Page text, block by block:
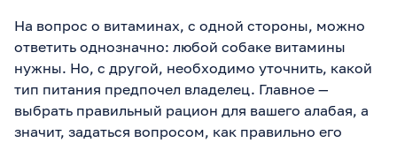
На вопрос о витаминах, с одной стороны, можно
ответить однозначно: любой собаке витамины
нужны. Но, с другой, необходимо уточнить, какой
тип питания предпочел владелец. Главное —
выбрать правильный рацион для вашего алабая, а
значит, задаться вопросом, как правильно его